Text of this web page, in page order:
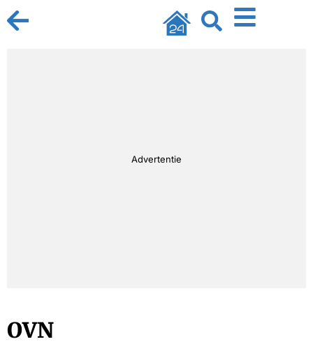
Advertentie
OVN